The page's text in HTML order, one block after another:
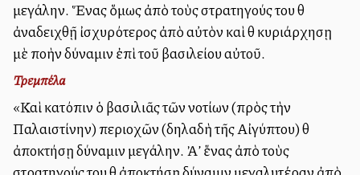
μεγάλην. Ἕνας ὅμως ἀπὸ τοὺς στρατηγούς του θὰ
ἀναδειχθῇ ἰσχυρότερος ἀπὸ αὐτὸν καὶ θὰ κυριάρχησῃ
μὲ πολλὴν δύναμιν ἐπὶ τοῦ βασιλείου αὐτοῦ.
Τρεμπέλα
«Καὶ κατόπιν ὁ βασιλιᾶς τῶν νοτίων (πρὸς τὴν
Παλαιστίνην) περιοχῶν (δηλαδὴ τῆς Αἰγύπτου) θὰ
ἀποκτήσῃ δύναμιν μεγάλην. Ἀλλ’ ἕνας ἀπὸ τοὺς